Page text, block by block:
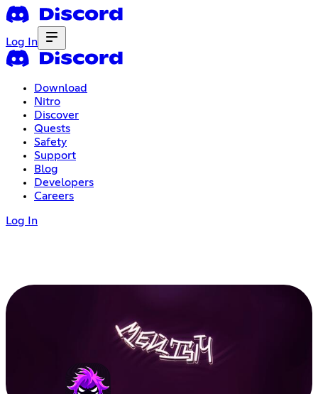
Log In
Download
Nitro
Discover
Quests
Safety
Support
Blog
Developers
Careers
Log In